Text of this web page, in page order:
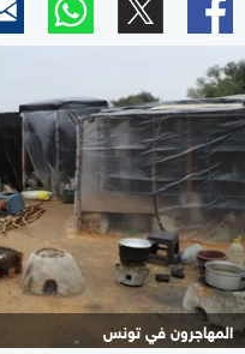
المهاجرون في تونس